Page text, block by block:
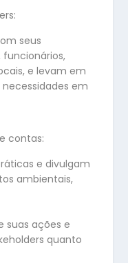
seus
funcionários,
e levam em
em
contas:
e divulgam
ambientais,
suas ações e
quanto